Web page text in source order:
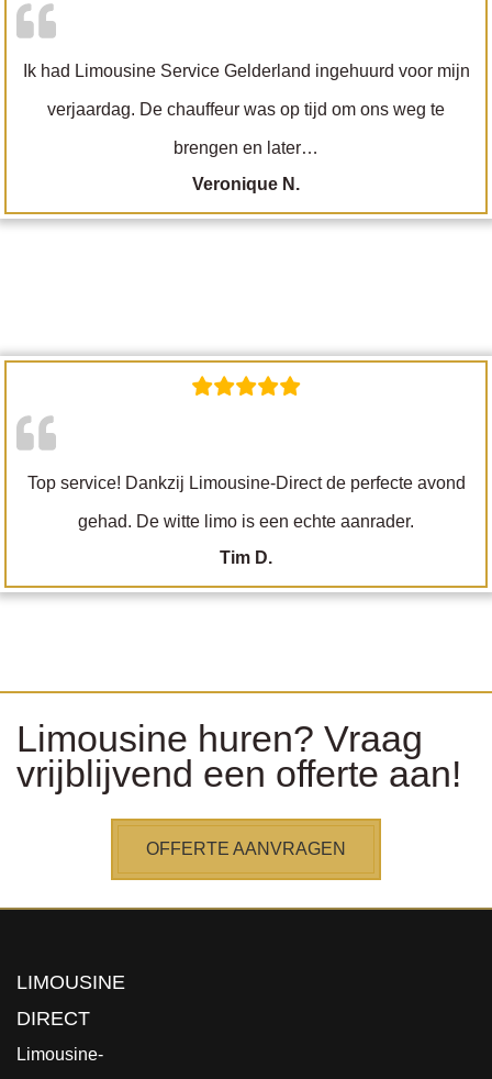
Ik had Limousine Service Gelderland ingehuurd voor mijn
verjaardag. De chauffeur was op tijd om ons weg te
brengen en later…
Veronique N.
Top service! Dankzij Limousine-Direct de perfecte avond
gehad. De witte limo is een echte aanrader.
Tim D.
Limousine huren? Vraag
vrijblijvend een offerte aan!
OFFERTE AANVRAGEN
LIMOUSINE
DIRECT
Limousine-